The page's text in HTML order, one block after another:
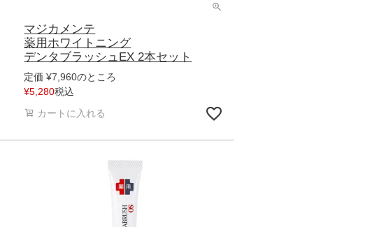
マジカメンテ
薬用ホワイトニング
デンタブラッシュEX 2本セット
定価 ¥7,960のところ
¥5,280税込
カートに入れる